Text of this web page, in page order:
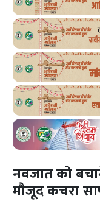
नवजात को
मौजूद कचरा